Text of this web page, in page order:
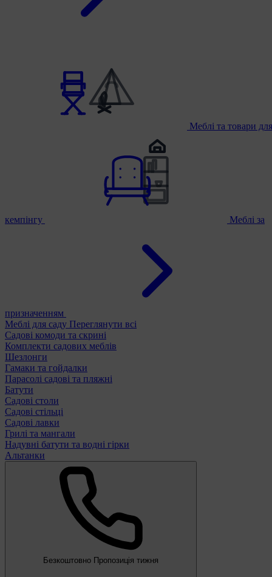
Меблі та товари для
кемпінгу Меблі за
призначенням
Меблі для саду Переглянути всі
Садові комоди та скрині
Комплекти садових меблів
Шезлонги
Гамаки та гойдалки
Парасолі садові та пляжні
Батути
Садові столи
Садові стільці
Садові лавки
Грилі та мангали
Надувні батути та водні гірки
Альтанки
Безкоштовно Пропозиція тижня